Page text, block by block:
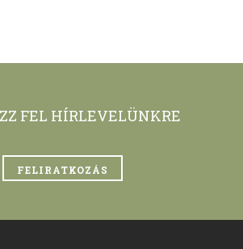
FEL HÍRLEVELÜNKRE
FELIRATKOZÁS